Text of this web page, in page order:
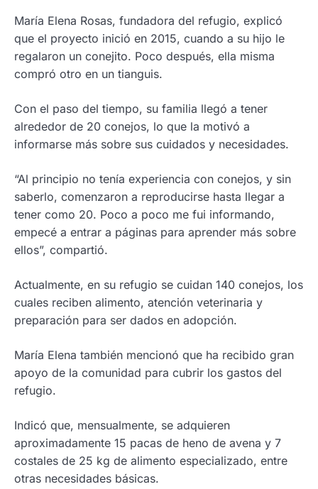
María Elena Rosas, fundadora del refugio, explicó
que el proyecto inició en 2015, cuando a su hijo le
regalaron un conejito. Poco después, ella misma
compró otro en un tianguis.
Con el paso del tiempo, su familia llegó a tener
alrededor de 20 conejos, lo que la motivó a
informarse más sobre sus cuidados y necesidades.
“Al principio no tenía experiencia con conejos, y sin
saberlo, comenzaron a reproducirse hasta llegar a
tener como 20. Poco a poco me fui informando,
empecé a entrar a páginas para aprender más sobre
ellos”, compartió.
Actualmente, en su refugio se cuidan 140 conejos, los
cuales reciben alimento, atención veterinaria y
preparación para ser dados en adopción.
María Elena también mencionó que ha recibido gran
apoyo de la comunidad para cubrir los gastos del
refugio.
Indicó que, mensualmente, se adquieren
aproximadamente 15 pacas de heno de avena y 7
costales de 25 kg de alimento especializado, entre
otras necesidades básicas.